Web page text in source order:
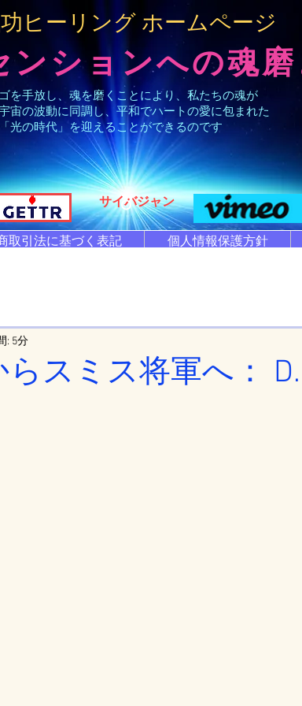
ンションへの魂
ヒーリング ホームページ
を手放し、魂を磨くことにより、私たちの魂が
宙の波動に同調し、平和でハートの愛に包まれた
「光の時代」を迎えることができるのです
​サイバジャン
取引法に基づく表記 個人情報保護方針
スミス将軍へ：
: 5分